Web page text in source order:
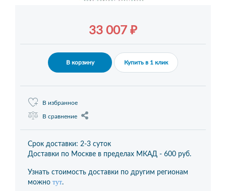
33 007 ₽
В корзину Купить в 1 клик
В избранное
В сравнение
Срок доставки: 2-3 суток
Доставки по Москве в пределах МКАД - 600 руб.
Узнать стоимость доставки по другим регионам
можно тут.